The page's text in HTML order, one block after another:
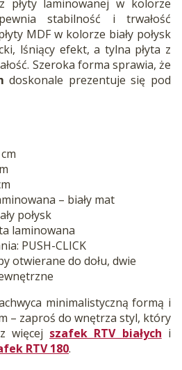
płyty laminowanej w kolorze
stabilność i trwałość
MDF w kolorze biały połysk
lśniący efekt, a tylna płyta z
Szeroka forma sprawia, że
doskonale prezentuje się pod
– biały mat
połysk
laminowana
PUSH-CLICK
otwierane do dołu, dwie
minimalistyczną formą i
– zaproś do wnętrza styl, który
więcej szafek RTV białych i
RTV 180.